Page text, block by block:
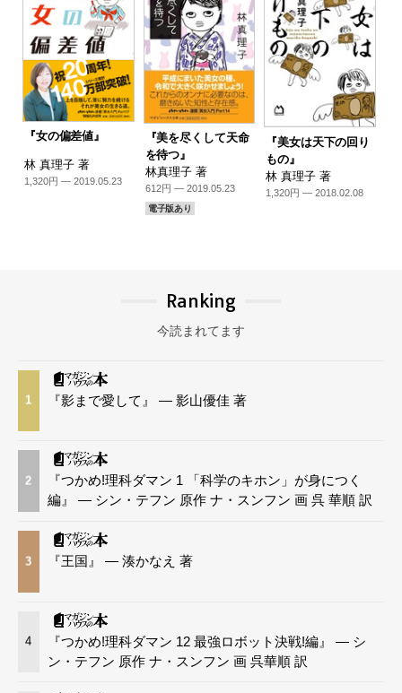
『女の偏差値』
林 真理子 著
1,320円 — 2019.05.23
『美を尽くして天命
を待つ』
林真理子 著
612円 — 2019.05.23
電子版あり
『美女は天下の回り
もの』
林 真理子 著
1,320円 — 2018.02.08
Ranking
今読まれてます
1 『影まで愛して』 — 影山優佳 著
2
『つかめ!理科ダマン 1 「科学のキホン」が身につく
編』 — シン・テフン 原作 ナ・スンフン 画 呉 華順 訳
3 『王国』 — 湊かなえ 著
4
『つかめ!理科ダマン 12 最強ロボット決戦!編』 — シ
ン・テフン 原作 ナ・スンフン 画 呉華順 訳